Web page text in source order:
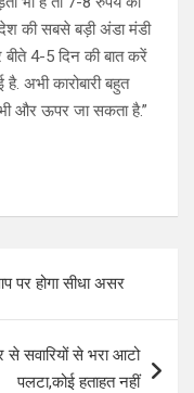
की सबसे बड़ी अंडा मंडी
4-5 दिन की बात करें
अभी कारोबारी बहुत
और ऊपर जा सकता है.”
पर होगा सीधा असर
सवारियों से भरा आटो
पलटा,कोई हताहत नहीं